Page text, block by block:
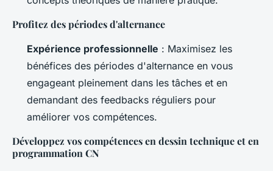
Profitez des périodes d'alternance
Expérience professionnelle : Maximisez les
bénéfices des périodes d'alternance en vous
engageant pleinement dans les tâches et en
demandant des feedbacks réguliers pour
améliorer vos compétences.
Développez vos compétences en dessin technique et en
programmation CN